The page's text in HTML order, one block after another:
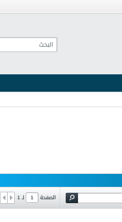
الصفحة لـ1